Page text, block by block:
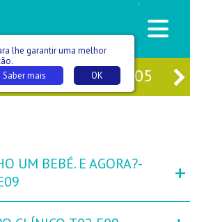
/
DOM 04 SEG 05
UM BEBÉ. E AGORA?-
+
lhe garantir uma melhor
OK
Saber mais